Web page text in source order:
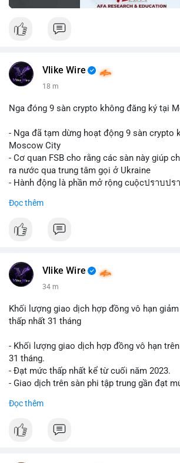
Vlike Wire
18 m
Nga đóng 9 sàn crypto không đăng ký tại
- Nga đã tạm dừng hoạt động 9 sàn crypto
Moscow City
- Cơ quan FSB cho rằng các sàn này giúp
ra nước qua trung tâm gọi ở Ukraine
- Hành động là phần mở rộng cuộcปราบปร
📰 Nguồn: Cointelegraph
Đọc thêm
Vlike Wire
34 m
Khối lượng giao dịch hợp đồng vô hạn giảm
thấp nhất 31 tháng
- Khối lượng giao dịch hợp đồng vô hạn
31 tháng.
- Đạt mức thấp nhất kể từ cuối năm 2023.
- Giao dịch trên sàn phi tập trung gần đạt
Đọc thêm